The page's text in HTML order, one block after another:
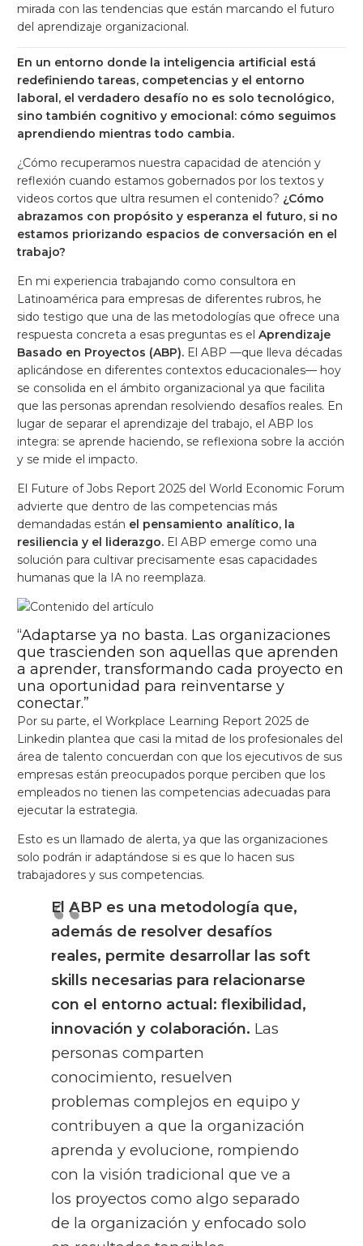
mirada con las tendencias que están marcando el futuro
del aprendizaje organizacional.
En un entorno donde la inteligencia artificial está
redefiniendo tareas, competencias y el entorno
laboral, el verdadero desafío no es solo tecnológico,
sino también cognitivo y emocional: cómo seguimos
aprendiendo mientras todo cambia.
¿Cómo recuperamos nuestra capacidad de atención y
reflexión cuando estamos gobernados por los textos y
videos cortos que ultra resumen el contenido? ¿Cómo
abrazamos con propósito y esperanza el futuro, si no
estamos priorizando espacios de conversación en el
trabajo?
En mi experiencia trabajando como consultora en
Latinoamérica para empresas de diferentes rubros, he
sido testigo que una de las metodologías que ofrece una
respuesta concreta a esas preguntas es el Aprendizaje
Basado en Proyectos (ABP). El ABP —que lleva décadas
aplicándose en diferentes contextos educacionales— hoy
se consolida en el ámbito organizacional ya que facilita
que las personas aprendan resolviendo desafíos reales. En
lugar de separar el aprendizaje del trabajo, el ABP los
integra: se aprende haciendo, se reflexiona sobre la acción
y se mide el impacto.
El Future of Jobs Report 2025 del World Economic Forum
advierte que dentro de las competencias más
demandadas están el pensamiento analítico, la
resiliencia y el liderazgo. El ABP emerge como una
solución para cultivar precisamente esas capacidades
humanas que la IA no reemplaza.
“Adaptarse ya no basta. Las organizaciones
que trascienden son aquellas que aprenden
a aprender, transformando cada proyecto en
una oportunidad para reinventarse y
conectar.”
Por su parte, el Workplace Learning Report 2025 de
Linkedin plantea que casi la mitad de los profesionales del
área de talento concuerdan con que los ejecutivos de sus
empresas están preocupados porque perciben que los
empleados no tienen las competencias adecuadas para
ejecutar la estrategia.
Esto es un llamado de alerta, ya que las organizaciones
solo podrán ir adaptándose si es que lo hacen sus
trabajadores y sus competencias.
El ABP es una metodología que,
además de resolver desafíos
reales, permite desarrollar las soft
skills necesarias para relacionarse
con el entorno actual: flexibilidad,
innovación y colaboración. Las
personas comparten
conocimiento, resuelven
problemas complejos en equipo y
contribuyen a que la organización
aprenda y evolucione, rompiendo
con la visión tradicional que ve a
los proyectos como algo separado
de la organización y enfocado solo